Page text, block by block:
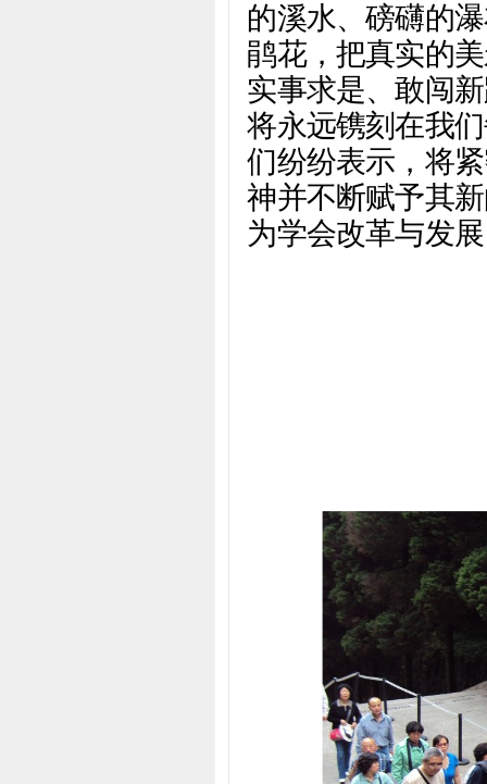
的溪水、磅礴的
鹃花，把真实的
实事求是、敢闯
将永远镌刻在我
们纷纷表示，将
神并不断赋予其
为学会改革与发